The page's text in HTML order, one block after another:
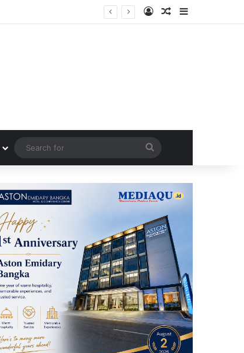
Log InRandom Article
Sidebar
for